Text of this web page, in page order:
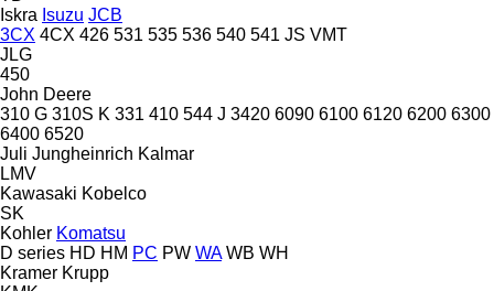
Iskra Isuzu JCB
3CX 4CX 426 531 535 536 540 541 JS VMT
JLG
450
John Deere
310 G 310S K 331 410 544 J 3420 6090 6100 6120 6200 6300
6400 6520
Juli Jungheinrich Kalmar
LMV
Kawasaki Kobelco
SK
Kohler Komatsu
D series HD HM PC PW WA WB WH
Kramer Krupp